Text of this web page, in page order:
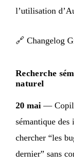
l’utilisation
🔗 Changelog
Recherche
naturel
20 mai —
sémantique des
chercher “les
dernier” sans